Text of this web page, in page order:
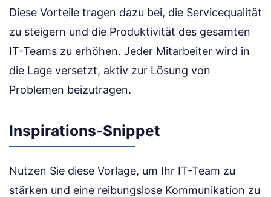
Diese Vorteile tragen dazu bei, die Servicequalität
zu steigern und die Produktivität des gesamten
IT-Teams zu erhöhen. Jeder Mitarbeiter wird in
die Lage versetzt, aktiv zur Lösung von
Problemen beizutragen.
Inspirations-Snippet
Nutzen Sie diese Vorlage, um Ihr IT-Team zu
stärken und eine reibungslose Kommunikation zu